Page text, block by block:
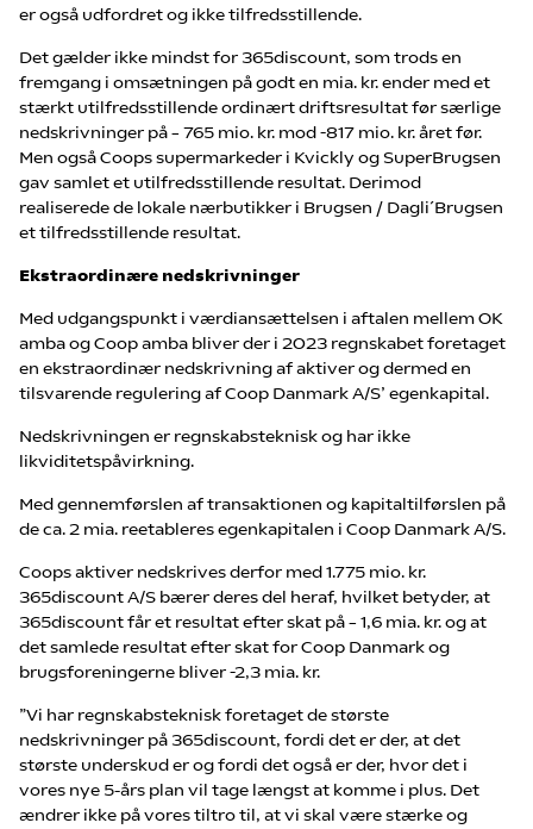
er også udfordret og ikke tilfredsstillende.
Det gælder ikke mindst for 365discount, som trods en
fremgang i omsætningen på godt en mia. kr. ender med et
stærkt utilfredsstillende ordinært driftsresultat før særlige
nedskrivninger på – 765 mio. kr. mod -817 mio. kr. året før.
Men også Coops supermarkeder i Kvickly og SuperBrugsen
gav samlet et utilfredsstillende resultat. Derimod
realiserede de lokale nærbutikker i Brugsen / Dagli´Brugsen
et tilfredsstillende resultat.
Ekstraordinære nedskrivninger
Med udgangspunkt i værdiansættelsen i aftalen mellem OK
amba og Coop amba bliver der i 2023 regnskabet foretaget
en ekstraordinær nedskrivning af aktiver og dermed en
tilsvarende regulering af Coop Danmark A/S’ egenkapital.
Nedskrivningen er regnskabsteknisk og har ikke
likviditetspåvirkning.
Med gennemførslen af transaktionen og kapitaltilførslen på
de ca. 2 mia. reetableres egenkapitalen i Coop Danmark A/S.
Coops aktiver nedskrives derfor med 1.775 mio. kr.
365discount A/S bærer deres del heraf, hvilket betyder, at
365discount får et resultat efter skat på – 1,6 mia. kr. og at
det samlede resultat efter skat for Coop Danmark og
brugsforeningerne bliver -2,3 mia. kr.
”Vi har regnskabsteknisk foretaget de største
nedskrivninger på 365discount, fordi det er der, at det
største underskud er og fordi det også er der, hvor det i
vores nye 5-års plan vil tage længst at komme i plus. Det
ændrer ikke på vores tiltro til, at vi skal være stærke og